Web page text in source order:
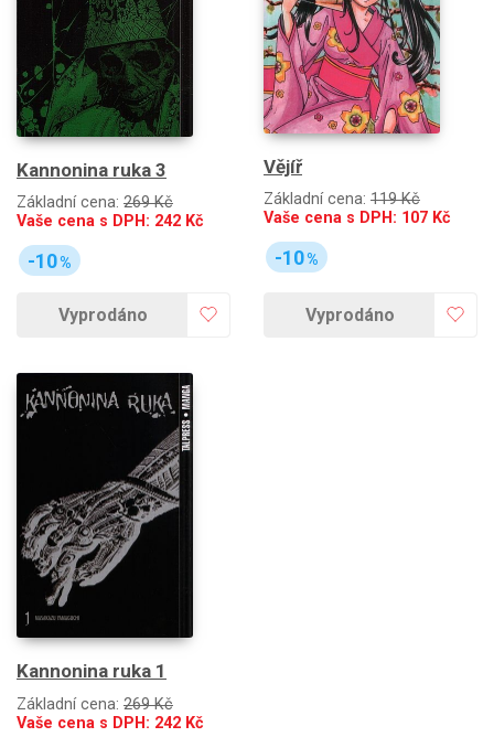
Kannonina ruka 3
Základní cena: 269 Kč
Vaše cena s DPH: 242 Kč
-10%
Vyprodáno
Vějíř
Základní cena: 119 Kč
Vaše cena s DPH: 107 Kč
-10%
Vyprodáno
Kannonina ruka 1
Základní cena: 269 Kč
Vaše cena s DPH: 242 Kč